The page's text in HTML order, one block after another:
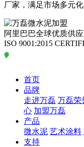
厂家，满足市场多元
阿里巴巴全球优质供
ISO 9001:2015
首页
品牌
走进万磊 万磊荣
心 加盟万磊
产品
微水泥 艺术涂料
支持